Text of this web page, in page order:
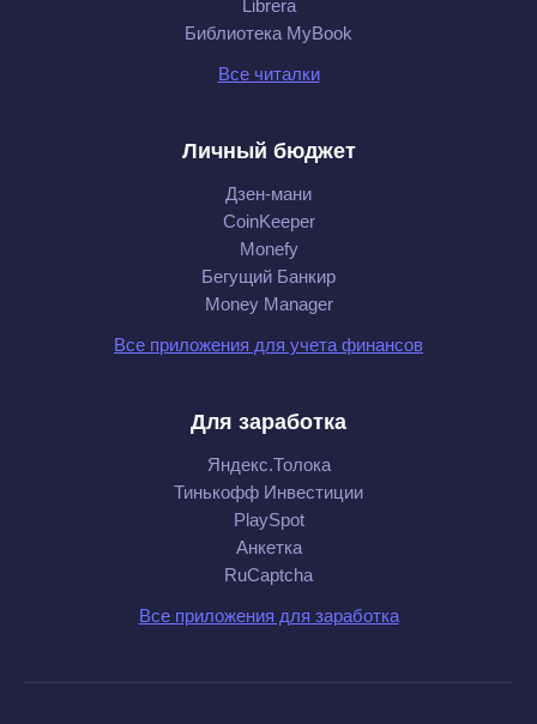
Librera
Библиотека MyBook
Все читалки
Личный бюджет
Дзен-мани
CoinKeeper
Monefy
Бегущий Банкир
Money Manager
Все приложения для учета финансов
Для заработка
Яндекс.Толока
Тинькофф Инвестиции
PlaySpot
Анкетка
RuCaptcha
Все приложения для заработка